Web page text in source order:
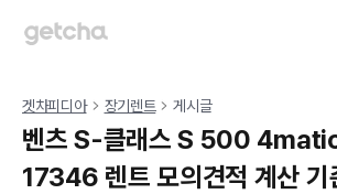
겟차피디아 장기렌트 게시글
벤츠 S-클래스 S 500
17346 렌트 모의견적 계산 기